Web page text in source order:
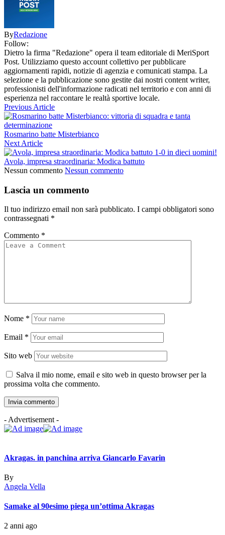
ByRedazione
Follow:
Dietro la firma "Redazione" opera il team editoriale di MeriSport
Post. Utilizziamo questo account collettivo per pubblicare
aggiornamenti rapidi, notizie di agenzia e comunicati stampa. La
selezione e la pubblicazione sono gestite dai nostri content writer,
professionisti dell'informazione radicati nel territorio e con anni di
esperienza nel raccontare le realtà sportive locale.
Previous Article
Rosmarino batte Misterbianco
Next Article
Avola, impresa straordinaria: Modica battuto
Nessun commento Nessun commento
Lascia un commento
Il tuo indirizzo email non sarà pubblicato. I campi obbligatori sono
contrassegnati *
Commento *
Nome *
Email *
Sito web
Salva il mio nome, email e sito web in questo browser per la
prossima volta che commento.
- Advertisement -
Akragas. in panchina arriva Giancarlo Favarin
By
Angela Vella
Samake al 90esimo piega un’ottima Akragas
2 anni ago